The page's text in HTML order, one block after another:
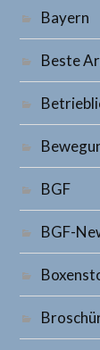
Bayern
Beste
BGF
BGF-